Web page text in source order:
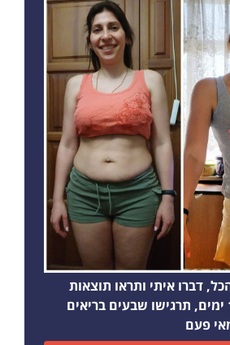
דברו איתי ותראו תוצאות
מדהימות תוך 10 ימים, תרגישו שבעים בריאים
פעם